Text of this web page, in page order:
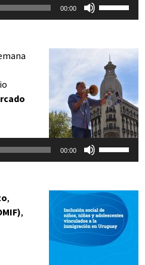
el
volumen.
00:00
flecha
arriba/abajo
para
aumentar
o
disminuir
el
volumen.
00:00
flecha
arriba/abajo
para
aumentar
,
,